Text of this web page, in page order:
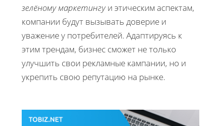
зелёному маркетингуи этическим аспектам,
компании будут вызывать доверие и
уважение у потребителей. Адаптируясь к
этим трендам, бизнес сможет не только
улучшить свои рекламные кампании, но и
укрепить свою репутацию на рынке.